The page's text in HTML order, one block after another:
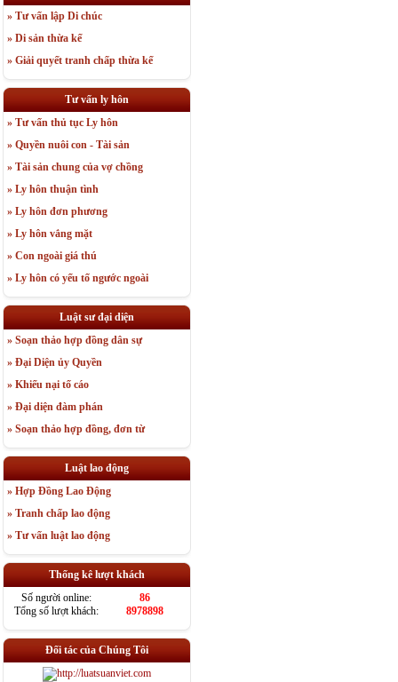
» Tư vấn lập Di chúc
» Di sản thừa kế
» Giải quyết tranh chấp thừa kế
Tư vấn ly hôn
» Tư vấn thủ tục Ly hôn
» Quyền nuôi con - Tài sản
» Tài sản chung của vợ chồng
» Ly hôn thuận tình
» Ly hôn đơn phương
» Ly hôn vắng mặt
» Con ngoài giá thú
» Ly hôn có yếu tố ngước ngoài
Luật sư đại diện
» Soạn thảo hợp đồng dân sự
» Đại Diện ủy Quyền
» Khiếu nại tố cáo
» Đại diện đàm phán
» Soạn thảo hợp đồng, đơn từ
Luật lao động
» Hợp Đồng Lao Động
» Tranh chấp lao động
» Tư vấn luật lao động
Thống kê lượt khách
Số người online:
86
Tổng số lượt khách:
8978898
Đối tác của Chúng Tôi